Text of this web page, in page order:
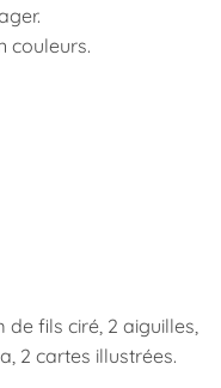
couleurs.
de fils ciré, 2 aiguilles,
2 cartes illustrées.